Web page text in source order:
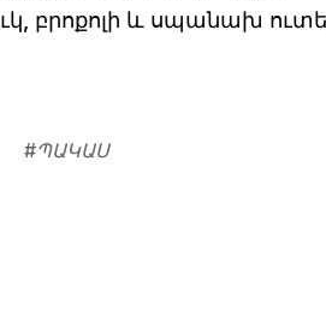
բրոքոլի և սպանախ
#ՊԱԿԱՍ